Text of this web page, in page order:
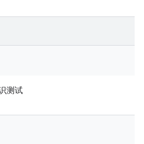
测试